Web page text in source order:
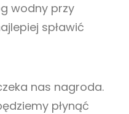
wodny przy
spławić
nas nagroda.
płynąć